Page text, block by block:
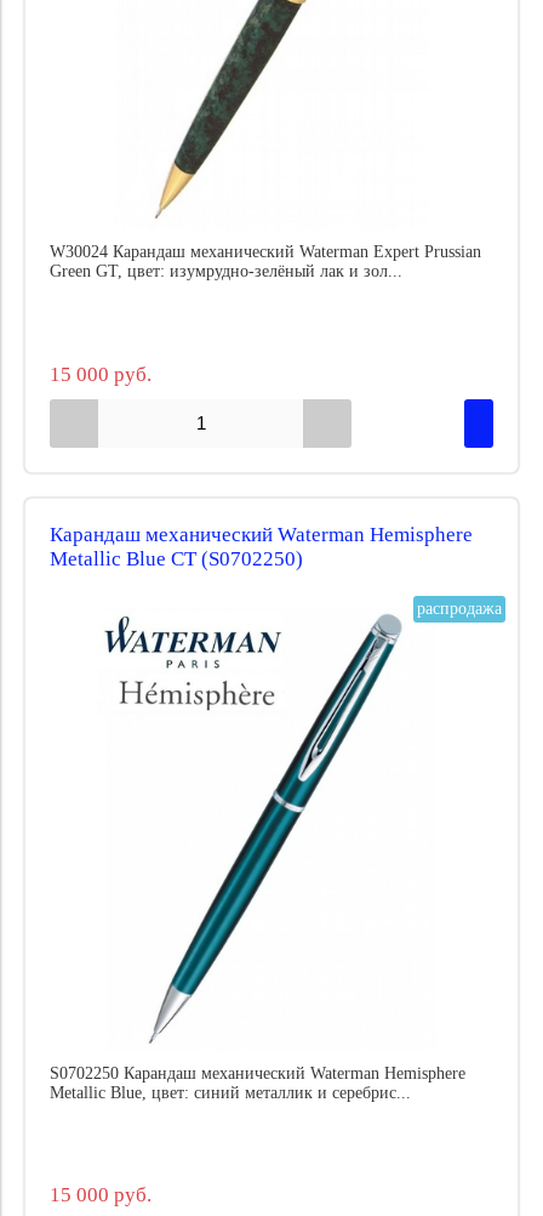
W30024 Карандаш механический Waterman Expert Prussian
Green GT, цвет: изумрудно-зелёный лак и зол...
15 000 руб.
Карандаш механический Waterman Hemisphere
Metallic Blue CT (S0702250)
распродажа
S0702250 Карандаш механический Waterman Hemisphere
Metallic Blue, цвет: синий металлик и серебрис...
15 000 руб.